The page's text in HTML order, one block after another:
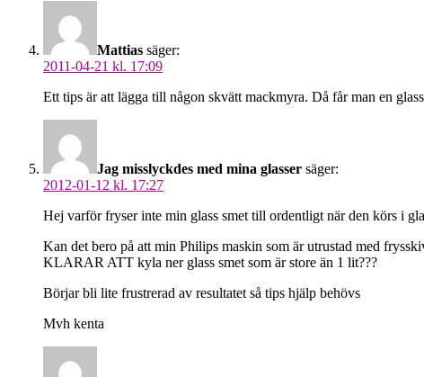
Mattias säger:
2011-04-21 kl. 17:09
Ett tips är att lägga till någon skvätt mackmyra. Då får man en
Jag misslyckdes med mina glasser säger:
2012-01-12 kl. 17:27
Hej varför fryser inte min glass smet till ordentligt när den körs i
Kan det bero på att min Philips maskin som är utrustad med
KLARAR ATT kyla ner glass smet som är store än 1 lit???
Börjar bli lite frustrerad av resultatet så tips hjälp behövs
Mvh kenta